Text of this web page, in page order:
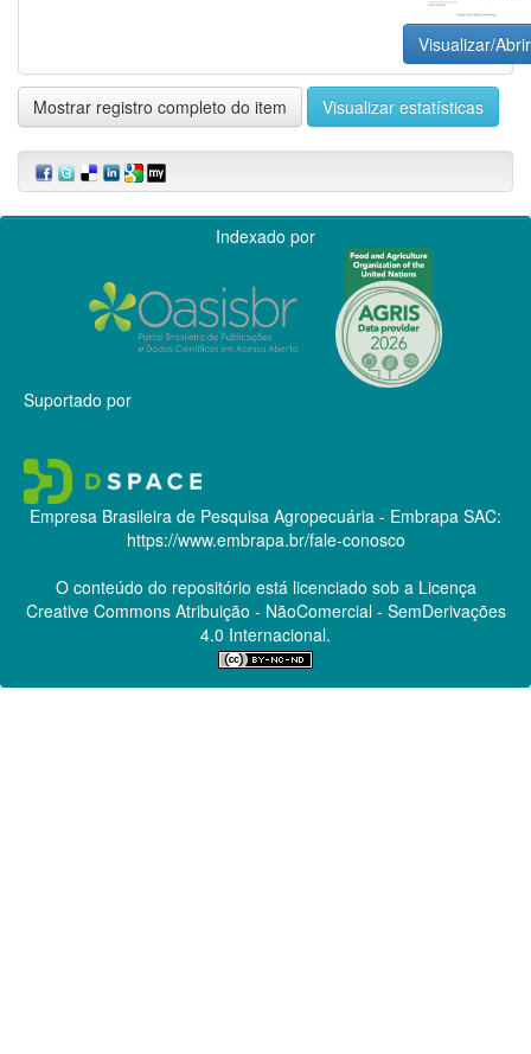
Visualizar/Abrir
Mostrar registro completo do item Visualizar estatísticas
Indexado por
Suportado por
Empresa Brasileira de Pesquisa Agropecuária - Embrapa SAC:
https://www.embrapa.br/fale-conosco
O conteúdo do repositório está licenciado sob a Licença
Creative CommonsAtribuição - NãoComercial - SemDerivações
4.0 Internacional.